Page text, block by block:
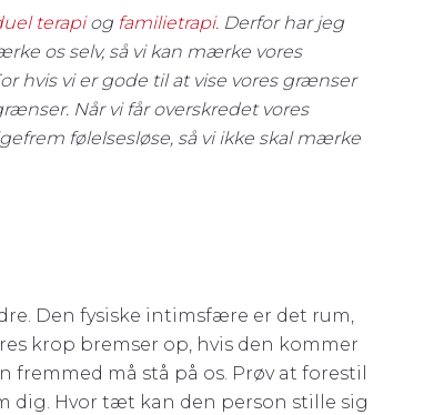
terapiog familietrapi. Derfor har jeg
os selv, så vi kan mærke vores
hvis vi er gode til at vise vores grænser
Når vi får overskredet vores
følelsesløse, så vi ikke skal mærke
Den fysiske intimsfære er det rum,
krop bremser op, hvis den kommer
må stå på os. Prøv at forestil
dig. Hvor tæt kan den person stille sig